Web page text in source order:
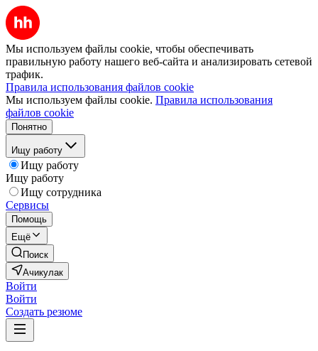
Мы используем файлы cookie, чтобы обеспечивать
правильную работу нашего веб-сайта и анализировать сетевой
трафик.
Правила использования файлов cookie
Мы используем файлы cookie. Правила использования
файлов cookie
Понятно
Ищу работу
Ищу работу
Ищу работу
Ищу сотрудника
Сервисы
Помощь
Ещё
Поиск
Ачикулак
Войти
Войти
Создать резюме